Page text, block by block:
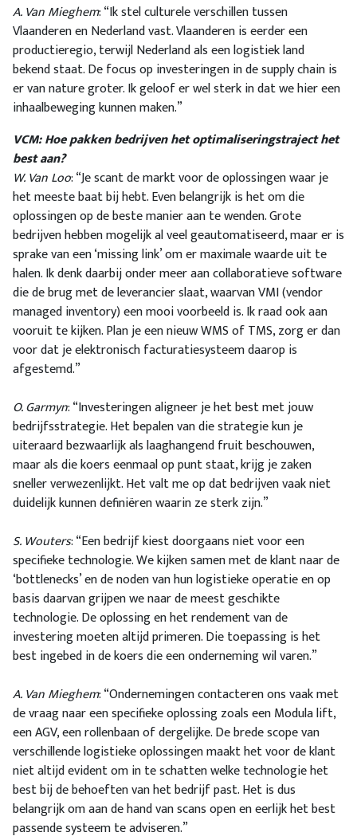
A. Van Mieghem: “Ik stel culturele verschillen tussen
Vlaanderen en Nederland vast. Vlaanderen is eerder een
productieregio, terwijl Nederland als een logistiek land
bekend staat. De focus op investeringen in de supply chain is
er van nature groter. Ik geloof er wel sterk in dat we hier een
inhaalbeweging kunnen maken.”
VCM: Hoe pakken bedrijven het optimaliseringstraject het
best aan?
W. Van Loo: “Je scant de markt voor de oplossingen waar je
het meeste baat bij hebt. Even belangrijk is het om die
oplossingen op de beste manier aan te wenden. Grote
bedrijven hebben mogelijk al veel geautomatiseerd, maar er is
sprake van een ‘missing link’ om er maximale waarde uit te
halen. Ik denk daarbij onder meer aan collaboratieve software
die de brug met de leverancier slaat, waarvan VMI (vendor
managed inventory) een mooi voorbeeld is. Ik raad ook aan
vooruit te kijken. Plan je een nieuw WMS of TMS, zorg er dan
voor dat je elektronisch facturatiesysteem daarop is
afgestemd.”
O. Garmyn: “Investeringen aligneer je het best met jouw
bedrijfsstrategie. Het bepalen van die strategie kun je
uiteraard bezwaarlijk als laaghangend fruit beschouwen,
maar als die koers eenmaal op punt staat, krijg je zaken
sneller verwezenlijkt. Het valt me op dat bedrijven vaak niet
duidelijk kunnen definiëren waarin ze sterk zijn.”
S. Wouters: “Een bedrijf kiest doorgaans niet voor een
specifieke technologie. We kijken samen met de klant naar de
‘bottlenecks’ en de noden van hun logistieke operatie en op
basis daarvan grijpen we naar de meest geschikte
technologie. De oplossing en het rendement van de
investering moeten altijd primeren. Die toepassing is het
best ingebed in de koers die een onderneming wil varen.”
A. Van Mieghem: “Ondernemingen contacteren ons vaak met
de vraag naar een specifieke oplossing zoals een Modula lift,
een AGV, een rollenbaan of dergelijke. De brede scope van
verschillende logistieke oplossingen maakt het voor de klant
niet altijd evident om in te schatten welke technologie het
best bij de behoeften van het bedrijf past. Het is dus
belangrijk om aan de hand van scans open en eerlijk het best
passende systeem te adviseren.”